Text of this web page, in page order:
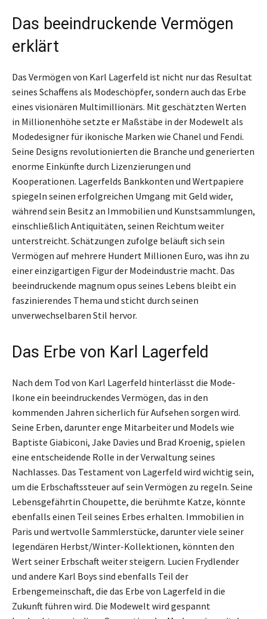
Das beeindruckende Vermögen
erklärt
Das Vermögen von Karl Lagerfeld ist nicht nur das Resultat
seines Schaffens als Modeschöpfer, sondern auch das Erbe
eines visionären Multimillionärs. Mit geschätzten Werten
in Millionenhöhe setzte er Maßstäbe in der Modewelt als
Modedesigner für ikonische Marken wie Chanel und Fendi.
Seine Designs revolutionierten die Branche und generierten
enorme Einkünfte durch Lizenzierungen und
Kooperationen. Lagerfelds Bankkonten und Wertpapiere
spiegeln seinen erfolgreichen Umgang mit Geld wider,
während sein Besitz an Immobilien und Kunstsammlungen,
einschließlich Antiquitäten, seinen Reichtum weiter
unterstreicht. Schätzungen zufolge beläuft sich sein
Vermögen auf mehrere Hundert Millionen Euro, was ihn zu
einer einzigartigen Figur der Modeindustrie macht. Das
beeindruckende magnum opus seines Lebens bleibt ein
faszinierendes Thema und sticht durch seinen
unverwechselbaren Stil hervor.
Das Erbe von Karl Lagerfeld
Nach dem Tod von Karl Lagerfeld hinterlässt die Mode-
Ikone ein beeindruckendes Vermögen, das in den
kommenden Jahren sicherlich für Aufsehen sorgen wird.
Seine Erben, darunter enge Mitarbeiter und Models wie
Baptiste Giabiconi, Jake Davies und Brad Kroenig, spielen
eine entscheidende Rolle in der Verwaltung seines
Nachlasses. Das Testament von Lagerfeld wird wichtig sein,
um die Erbschaftssteuer auf sein Vermögen zu regeln. Seine
Lebensgefährtin Choupette, die berühmte Katze, könnte
ebenfalls einen Teil seines Erbes erhalten. Immobilien in
Paris und wertvolle Sammlerstücke, darunter viele seiner
legendären Herbst/Winter-Kollektionen, könnten den
Wert seiner Erbschaft weiter steigern. Lucien Frydlender
und andere Karl Boys sind ebenfalls Teil der
Erbengemeinschaft, die das Erbe von Lagerfeld in die
Zukunft führen wird. Die Modewelt wird gespannt